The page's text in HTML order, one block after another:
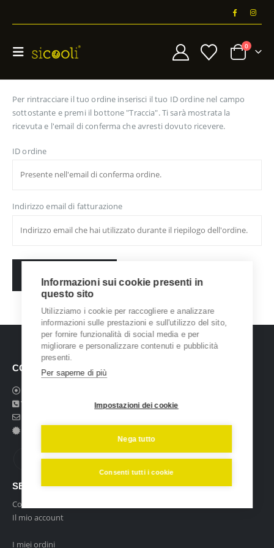
0
Per rintracciare il tuo ordine inserisci il tuo ID ordine nel campo
sottostante e premi il bottone "Traccia". Ti sarà mostrata la
ricevuta e l'email di conferma che avresti dovuto ricevere.
ID ordine
Indirizzo email di fatturazione
Order Track
CONTATTI
Telefono:
(+39) 091 774 2612
SERVIZIO CLIENTI
Contattaci
Il mio account
I miei ordini
Informazioni sui cookie presenti in
questo sito
Utilizziamo i cookie per raccogliere e analizzare
informazioni sulle prestazioni e sull'utilizzo del sito,
per fornire funzionalità di social media e per
migliorare e personalizzare contenuti e pubblicità
presenti.
Per saperne di più
Impostazioni dei cookie
Nega tutto
Consenti tutti i cookie